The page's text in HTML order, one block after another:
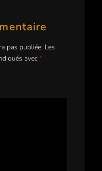
pas publiée. Les
avec *